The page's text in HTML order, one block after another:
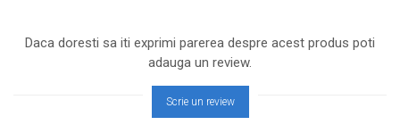
Daca doresti sa iti exprimi parerea despre acest produs poti
adauga un review.
Scrie un review